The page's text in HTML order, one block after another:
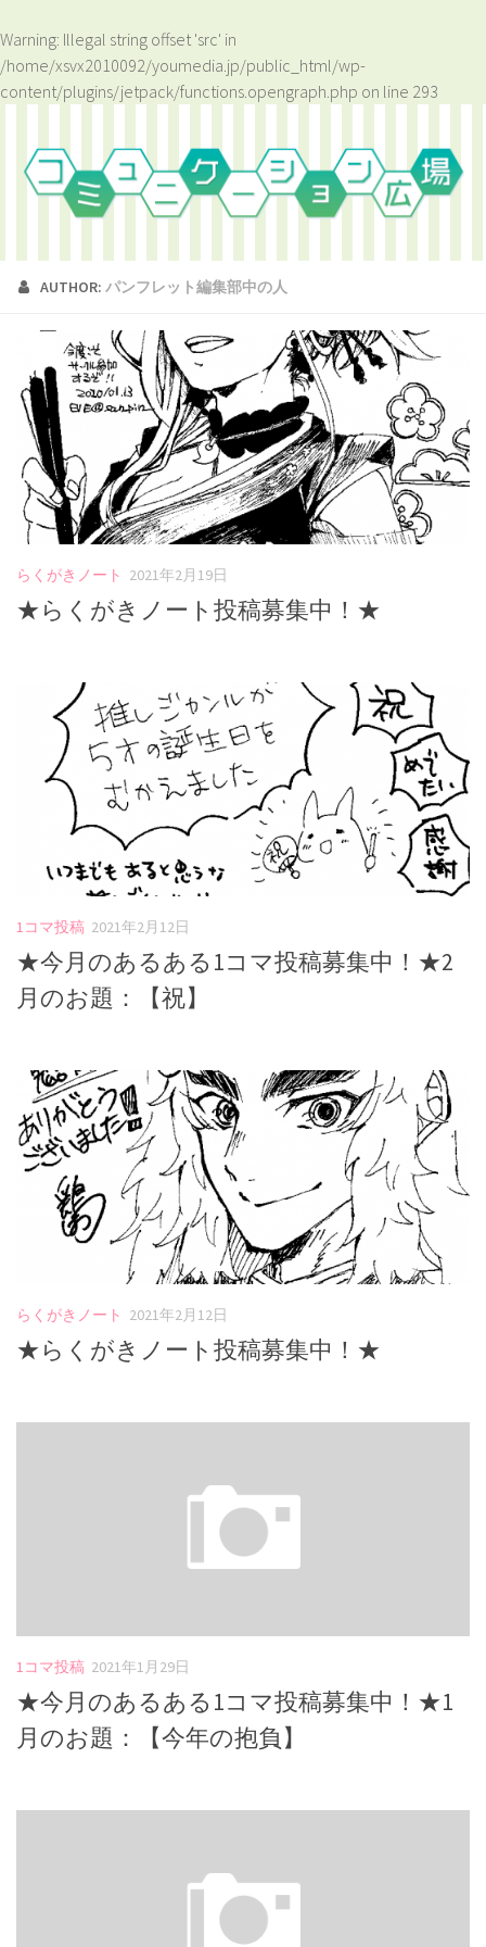
Warning: Illegal string offset 'src' in
/home/xsvx2010092/youmedia.jp/public_html/wp-
content/plugins/jetpack/functions.opengraph.php on line 293
AUTHOR: パンフレット編集部中の人
らくがきノート 2021年2月19日
★らくがきノート投稿募集中！★
1コマ投稿 2021年2月12日
★今月のあるある1コマ投稿募集中！★2
月のお題：【祝】
らくがきノート 2021年2月12日
★らくがきノート投稿募集中！★
1コマ投稿 2021年1月29日
★今月のあるある1コマ投稿募集中！★1
月のお題：【今年の抱負】